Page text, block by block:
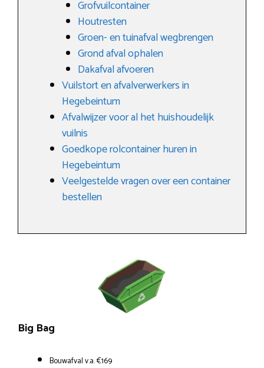
Grofvuilcontainer
Houtresten
Groen- en tuinafval wegbrengen
Grond afval ophalen
Dakafval afvoeren
Vuilstort en afvalverwerkers in
Hegebeintum
Afvalwijzer voor al het huishoudelijk
vuilnis
Goedkope rolcontainer huren in
Hegebeintum
Veelgestelde vragen over een container
bestellen
Big Bag
Bouwafval v.a. €169